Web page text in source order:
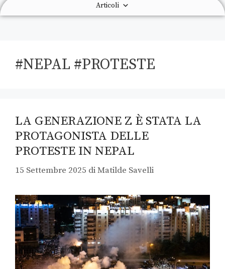
Articoli
#NEPAL #PROTESTE
LA GENERAZIONE Z È STATA LA
PROTAGONISTA DELLE
PROTESTE IN NEPAL
15 Settembre 2025 diMatilde Savelli